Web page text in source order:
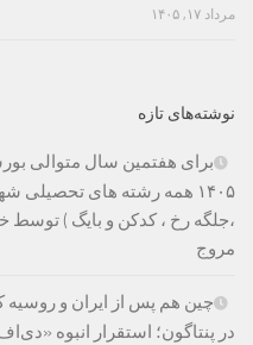
مرداد ۱۷, ۱۴۰۵
نوشته‌های تازه
برای هفتمین سال متوالی
۱۴۰۵ همه رشته های تحصیلی
،جلگه رخ ، کدکن و بایگ ) توسط
مروج
چین هم پس از ایران و